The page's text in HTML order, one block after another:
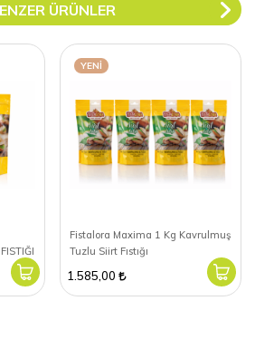
ÜRÜNLER
Fistalora Maxima 1 Kg Kavrulmuş
Tuzlu Siirt Fıstığı
1.585,00
YENI